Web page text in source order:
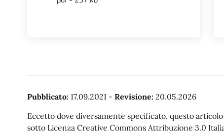
Pubblicato: 17.09.2021 - Revisione: 20.05.2026
Eccetto dove diversamente specificato, questo
sotto Licenza Creative Commons Attribuzione 3.0